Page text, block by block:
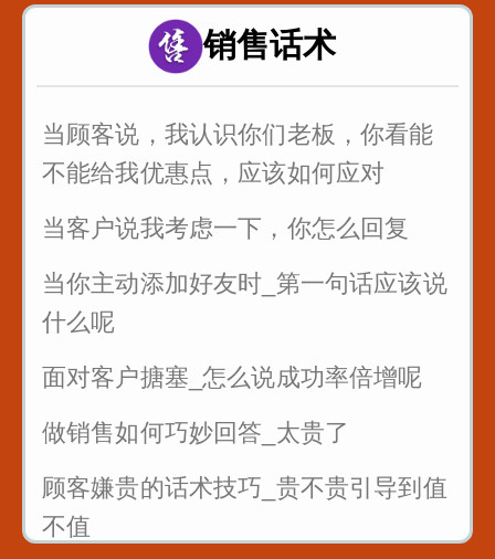
答提高通过率
职场处处都是坑_要学会听弦外之音_
公司年会如何发言_为你们准备好了
销售话术
当顾客说，我认识你们老板，你看能
不能给我优惠点，应该如何应对
当客户说我考虑一下，你怎么回复
当你主动添加好友时_第一句话应该说
什么呢
面对客户搪塞_怎么说成功率倍增呢
做销售如何巧妙回答_太贵了
顾客嫌贵的话术技巧_贵不贵引导到值
不值